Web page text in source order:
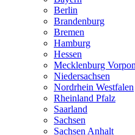
Berlin
Brandenburg
Bremen
Hamburg
Hessen
Mecklenburg
Niedersachsen
Nordrhein Westfalen
Rheinland Pfalz
Saarland
Sachsen
Sachsen Anhalt